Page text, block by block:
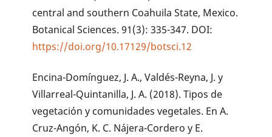
central and southern Coahuila State, Mexico.
Botanical Sciences. 91(3): 335-347. DOI:
https://doi.org/10.17129/botsci.12
Encina-Domínguez, J. A., Valdés-Reyna, J. y
Villarreal-Quintanilla, J. A. (2018). Tipos de
vegetación y comunidades vegetales. En A.
Cruz-Angón, K. C. Nájera-Cordero y E.